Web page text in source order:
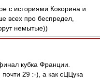
с историями Кокорина и
всех про беспредел,
немытые))
кубка Франции.
29 :-), а как сЦЦука